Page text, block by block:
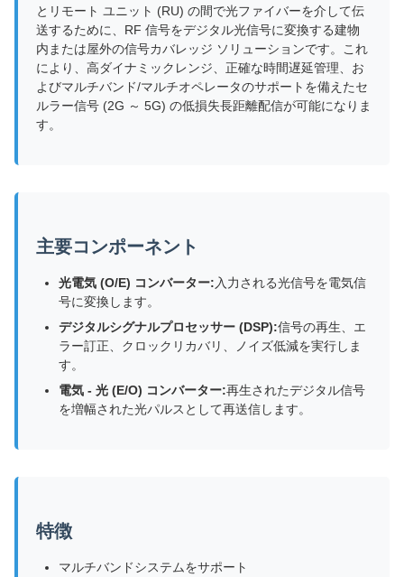
とリモート ユニット (RU) の間で光ファイバーを介して伝
送するために、RF 信号をデジタル光信号に変換する建物
内または屋外の信号カバレッジ ソリューションです。これ
により、高ダイナミックレンジ、正確な時間遅延管理、お
よびマルチバンド/マルチオペレータのサポートを備えたセ
ルラー信号 (2G ～ 5G) の低損失長距離配信が可能になりま
す。
主要コンポーネント
光電気 (O/E) コンバーター: 入力される光信号を電気信
号に変換します。
デジタルシグナルプロセッサー (DSP):信号の再生、エ
ラー訂正、クロックリカバリ、ノイズ低減を実行しま
す。
電気 - 光 (E/O) コンバーター:再生されたデジタル信号
を増幅された光パルスとして再送信します。
特徴
マルチバンドシステムをサポート